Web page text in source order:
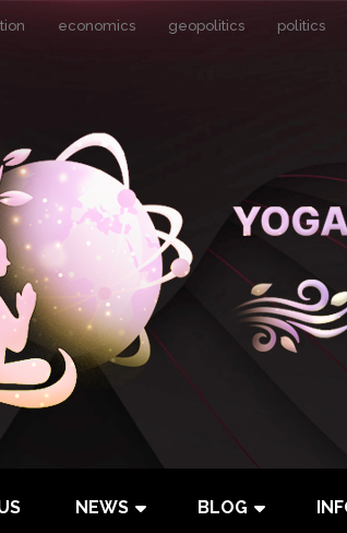
economics geopolitics politics
NEWS BLOG